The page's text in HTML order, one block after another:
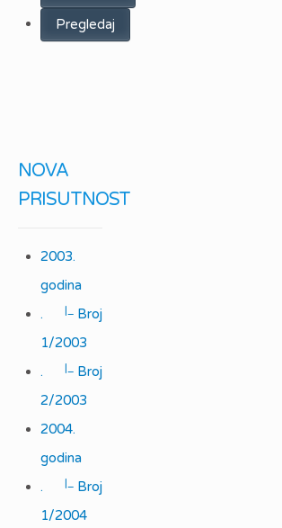
Pregledaj
NOVA
PRISUTNOST
2003.
godina
.
|_
Broj
1/2003
.
|_
Broj
2/2003
2004.
godina
.
|_
Broj
1/2004